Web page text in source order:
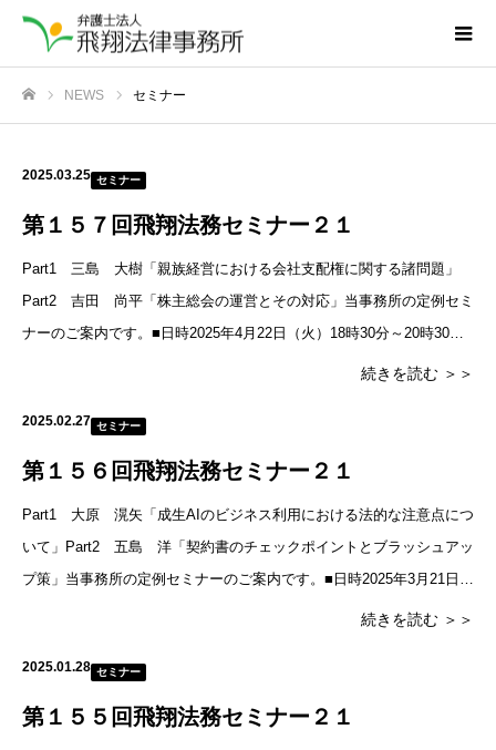
NEWS セミナー
2025.03.25 セミナー
第１５７回飛翔法務セミナー２１
Part1 三島 大樹「親族経営における会社支配権に関する諸問題」
Part2 吉田 尚平「株主総会の運営とその対応」当事務所の定例セミ
ナーのご案内です。■日時2025年4月22日（火）18時30分～20時30分
続きを読む ＞＞
2025.02.27 セミナー
第１５６回飛翔法務セミナー２１
Part1 大原 滉矢「成生AIのビジネス利用における法的な注意点につ
いて」Part2 五島 洋「契約書のチェックポイントとブラッシュアッ
プ策」当事務所の定例セミナーのご案内です。■日時2025年3月21日
続きを読む ＞＞
2025.01.28 セミナー
第１５５回飛翔法務セミナー２１